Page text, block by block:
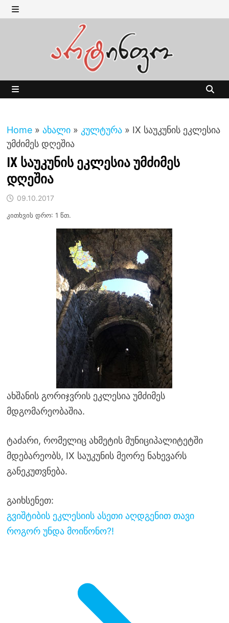
Skip
to MENU
Home » ახალი » კულტურა » IX საუკუნის ეკლესია
უმძიმეს დღეშია
IX საუკუნის ეკლესია უმძიმეს
დღეშია
09.10.2017
კითხვის დრო: 1 წთ.
ახშანის გორიჯვრის ეკლესია უმძიმეს
მდგომარეობაშია.
ტაძარი, რომელიც ახმეტის მუნიციპალიტეტში
მდებარეობს, IX საუკუნის მეორე ნახევარს
განეკუთვნება.
გაიხსენეთ:
გვიშტიბის ეკლესიის ასეთი აღდგენით თავი
როგორ უნდა მოიწონო?!